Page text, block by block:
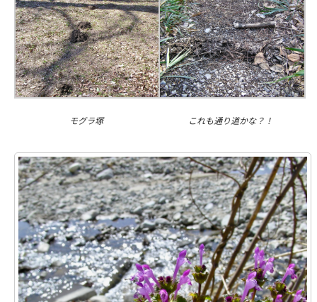
モグラ塚 これも通り道かな？！